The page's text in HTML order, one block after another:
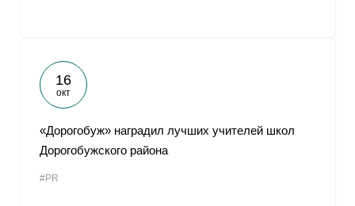
16
окт
«Дорогобуж» наградил лучших учителей школ
Дорогобужского района
#PR